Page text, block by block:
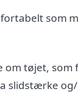
som
tøjet, som
slidstærke